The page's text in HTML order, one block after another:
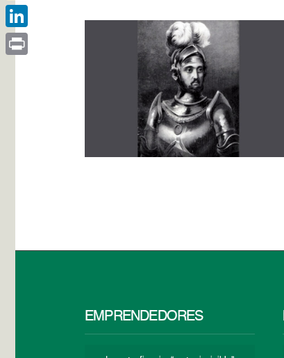
EMPRENDEDORES
Facebook
LinkedIn